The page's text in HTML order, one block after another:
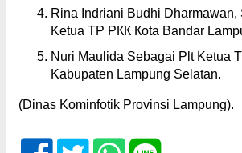
Rina Indriani Budhi Dharmawan,
Ketua TP РКК Кota Вandar
Nuri Maulida Sebagai Plt Ketua
Kabupaten Lampung Selatan.
(Dinas Kominfotik Provinsi Lampung).